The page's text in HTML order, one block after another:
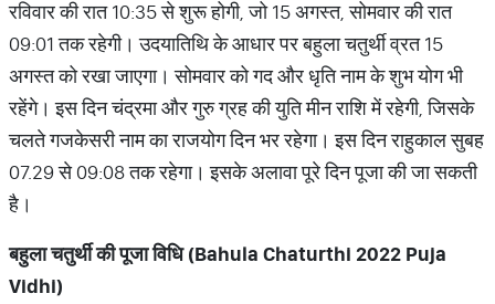
रविवार की रात 10:35 से शुरू होगी, जो 15 अगस्त, सोमवार की रात
09:01 तक रहेगी। उदयातिथि के आधार पर बहुला चतुर्थी व्रत 15
अगस्त को रखा जाएगा। सोमवार को गद और धृति नाम के शुभ योग भी
रहेंगे। इस दिन चंद्रमा और गुरु ग्रह की युति मीन राशि में रहेगी, जिसके
चलते गजकेसरी नाम का राजयोग दिन भर रहेगा। इस दिन राहुकाल सुबह
07.29 से 09:08 तक रहेगा। इसके अलावा पूरे दिन पूजा की जा सकती
है।
बहुला चतुर्थी की पूजा विधि (Bahula Chaturthi 2022 Puja
Vidhi)